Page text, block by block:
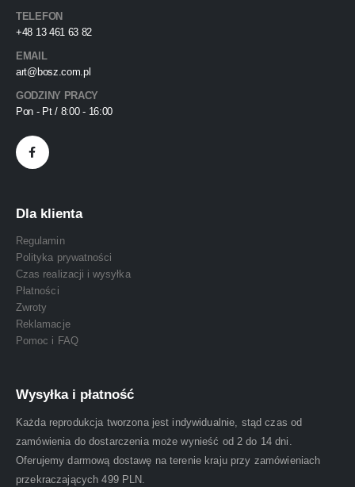
TELEFON
+48 13 461 63 82
EMAIL
art@bosz.com.pl
GODZINY PRACY
Pon - Pt / 8:00 - 16:00
Dla klienta
Regulamin
Polityka prywatności
Czas realizacji i wysyłka
Płatności
Zwroty
Reklamacje
Pomoc i FAQ
Wysyłka i płatność
Każda reprodukcja tworzona jest indywidualnie, stąd czas od
zamówienia do dostarczenia może wynieść od 2 do 14 dni.
Oferujemy darmową dostawę na terenie kraju przy zamówieniach
przekraczających 499 PLN.